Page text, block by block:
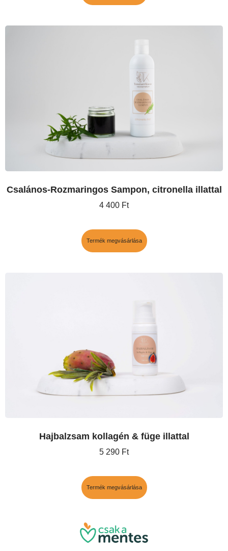
Csalános-Rozmaringos Sampon, citronella illattal
4 400 Ft
Termék megvásárlása
Hajbalzsam kollagén & füge illattal
5 290 Ft
Termék megvásárlása